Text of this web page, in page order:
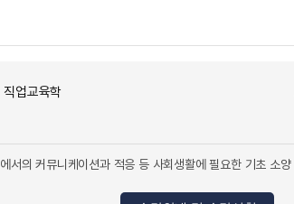
업교육학
서의 커뮤니케이션과 적응 등 사회생활에 필요한 기초 소양